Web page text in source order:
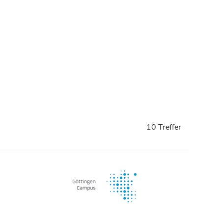
10 Treffer